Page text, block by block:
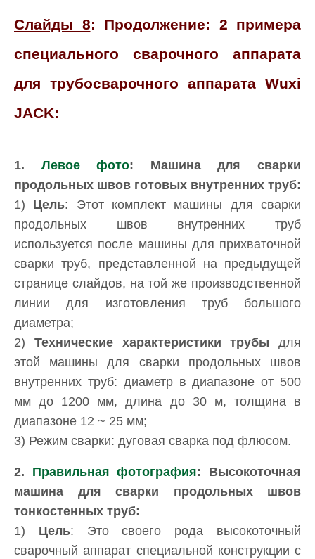
Слайды 8: Продолжение: 2 примера
специального сварочного аппарата
для трубосварочного аппарата Wuxi
JACK:
1. Левое фото: Машина для сварки
продольных швов готовых внутренних труб:
1) Цель: Этот комплект машины для сварки
продольных швов внутренних труб
используется после машины для прихваточной
сварки труб, представленной на предыдущей
странице слайдов, на той же производственной
линии для изготовления труб большого
диаметра;
2) Технические характеристики трубы для
этой машины для сварки продольных швов
внутренних труб: диаметр в диапазоне от 500
мм до 1200 мм, длина до 30 м, толщина в
диапазоне 12 ~ 25 мм;
3) Режим сварки: дуговая сварка под флюсом.
2. Правильная фотография: Высокоточная
машина для сварки продольных швов
тонкостенных труб:
1) Цель: Это своего рода высокоточный
сварочный аппарат специальной конструкции с